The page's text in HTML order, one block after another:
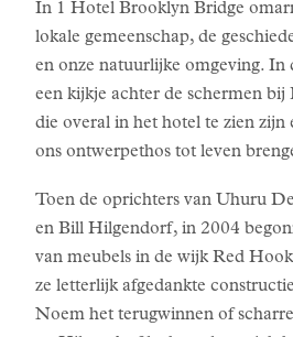
In 1 Hotel Brooklyn Bridge
lokale gemeenschap, de
en onze natuurlijke omgeving. In
een kijkje achter de schermen
die overal in het hotel te zien zijn
ons ontwerpethos tot leven
Toen de oprichters van Uhuru
en Bill Hilgendorf, in 2004
van meubels in de wijk Red
ze letterlijk afgedankte
Noem het terugwinnen of